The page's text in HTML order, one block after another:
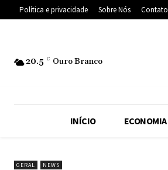
Política e privacidade Sobre Nós Contato
20.5 C Ouro Branco
INÍCIO ECONOMIA
GERAL NEWS